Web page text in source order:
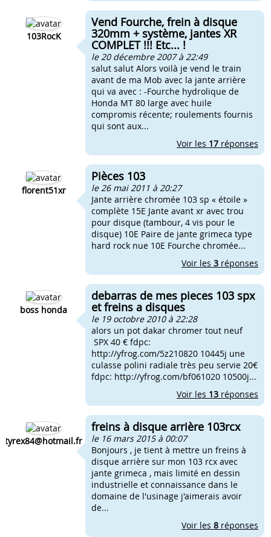
103RocK
Vend Fourche, frein à disque
320mm + système, jantes XR
COMPLET !!! Etc... !
le 20 décembre 2007 à 22:49
salut salut Alors voilà je vend le train
avant de ma Mob avec la jante arrière
qui va avec : -Fourche hydrolique de
Honda MT 80 large avec huile
compromis récente; roulements fournis
qui sont aux...
Voir les 17 réponses
florent51xr
Pièces 103
le 26 mai 2011 à 20:27
Jante arrière chromée 103 sp « étoile »
complète 15E Jante avant xr avec trou
pour disque (tambour, 4 vis pour le
disque) 10E Paire de jante grimeca type
hard rock nue 10E Fourche chromée...
Voir les 3 réponses
boss honda
debarras de mes pieces 103 spx
et freins a disques
le 19 octobre 2010 à 22:28
alors un pot dakar chromer tout neuf
SPX 40 € fdpc:
http://yfrog.com/5z210820 10445j une
culasse polini radiale très peu servie 20€
fdpc: http://yfrog.com/bf061020 10500j...
Voir les 13 réponses
tyrex84@hotmail.fr
freins à disque arrière 103rcx
le 16 mars 2015 à 00:07
Bonjours , je tient à mettre un freins à
disque arrière sur mon 103 rcx avec
jante grimeca , mais limité en dessin
industrielle et connaissance dans le
domaine de l'usinage j'aimerais avoir
de...
Voir les 8 réponses